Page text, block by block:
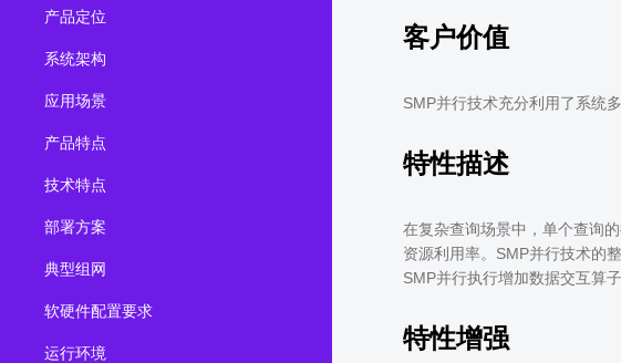
3.0.0 (LTS)
2.0.0 (LTS)
3.1.1 (EOM)
3.1.0 (EOM)
1.1.0 (EOM)
1.0.1 (EOM)
1.0.0 (EOM)
产品定位
系统架构
应用场景
产品特点
技术特点
部署方案
典型组网
软硬件配置要求
运行环境
客户价值
SMP并行技术充分利用了系统
特性描述
在复杂查询场景中，单个查询
资源利用率。SMP并行技术的
SMP并行执行增加数据交互算子
特性增强